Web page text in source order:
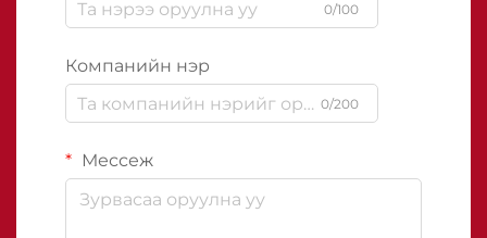
0/100
Компанийн нэр
0/200
Мессеж